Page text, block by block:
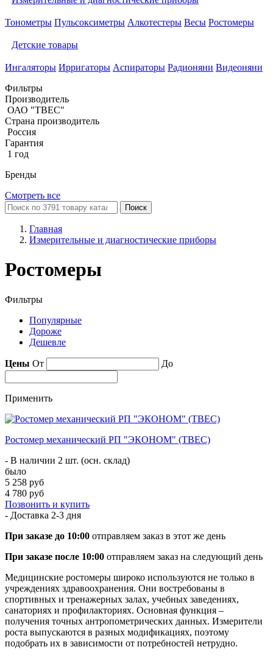
Тонометры Пульсоксиметры Алкотестеры Весы Ростомеры
Детские товары
Ингаляторы Ирригаторы Аспираторы Радионяни Видеоняни
Фильтры
Производитель
ОАО "ТВЕС"
Страна производитель
Россия
Гарантия
1 год
Бренды
Смотреть все
Поиск
Главная
Измерительные и диагностические приборы
Ростомеры
Фильтры
Популярные
Дороже
Дешевле
Цены От До
Применить
Ростомер механический РП "ЭКОНОМ" (ТВЕС)
- В наличии 2 шт. (осн. склад)
было
5 258 руб
4 780 руб
Позвонить и купить
- Доставка 2-3 дня
При заказе до 10:00 отправляем заказ в этот же день
При заказе после 10:00 отправляем заказ на следующий день
Медицинские ростомеры широко используются не только в
учреждениях здравоохранения. Они востребованы в
спортивных и тренажерных залах, учебных заведениях,
санаториях и профилакториях. Основная функция –
получения точных антропометрических данных. Измерители
роста выпускаются в разных модификациях, поэтому
подобрать их в зависимости от потребностей нетрудно.